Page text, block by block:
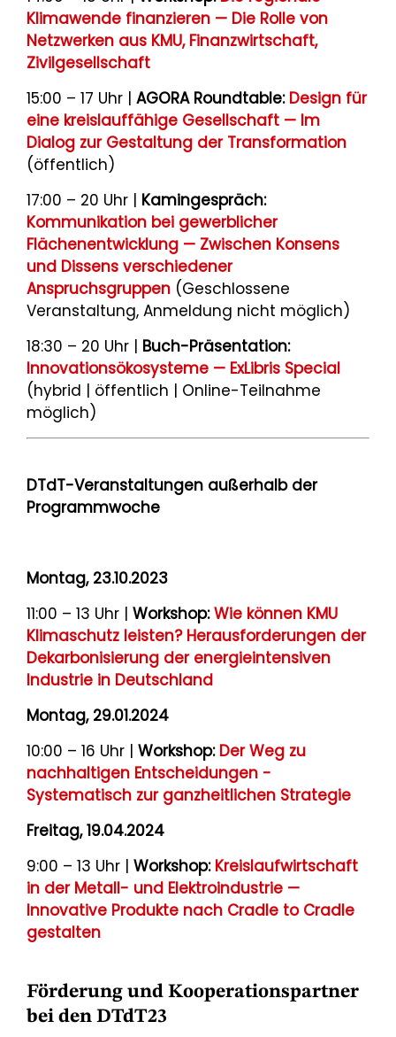
Klimawende finanzieren — Die Rolle von
Netzwerken aus KMU, Finanzwirtschaft,
Zivilgesellschaft
15:00 – 17 Uhr | AGORA Roundtable: Design für
eine kreislauffähige Gesellschaft — Im
Dialog zur Gestaltung der Transformation
(öffentlich)
17:00 – 20 Uhr | Kamingespräch:
Kommunikation bei gewerblicher
Flächenentwicklung — Zwischen Konsens
und Dissens verschiedener
Anspruchsgruppen (Geschlossene
Veranstaltung, Anmeldung nicht möglich)
18:30 – 20 Uhr | Buch-Präsentation:
Innovationsökosysteme — ExLibris Special
(hybrid | öffentlich | Online-Teilnahme
möglich)
DTdT-Veranstaltungen außerhalb der
Programmwoche
Montag, 23.10.2023
11:00 – 13 Uhr | Workshop:Wie können KMU
Klimaschutz leisten? Herausforderungen der
Dekarbonisierung der energieintensiven
Industrie in Deutschland
Montag, 29.01.2024
10:00 – 16 Uhr | Workshop: Der Weg zu
nachhaltigen Entscheidungen -
Systematisch zur ganzheitlichen Strategie
Freitag, 19.04.2024
9:00 – 13 Uhr | Workshop: Kreislaufwirtschaft
in der Metall- und Elektroindustrie —
Innovative Produkte nach Cradle to Cradle
gestalten
Förderung und Kooperationspartner
bei den DTdT23